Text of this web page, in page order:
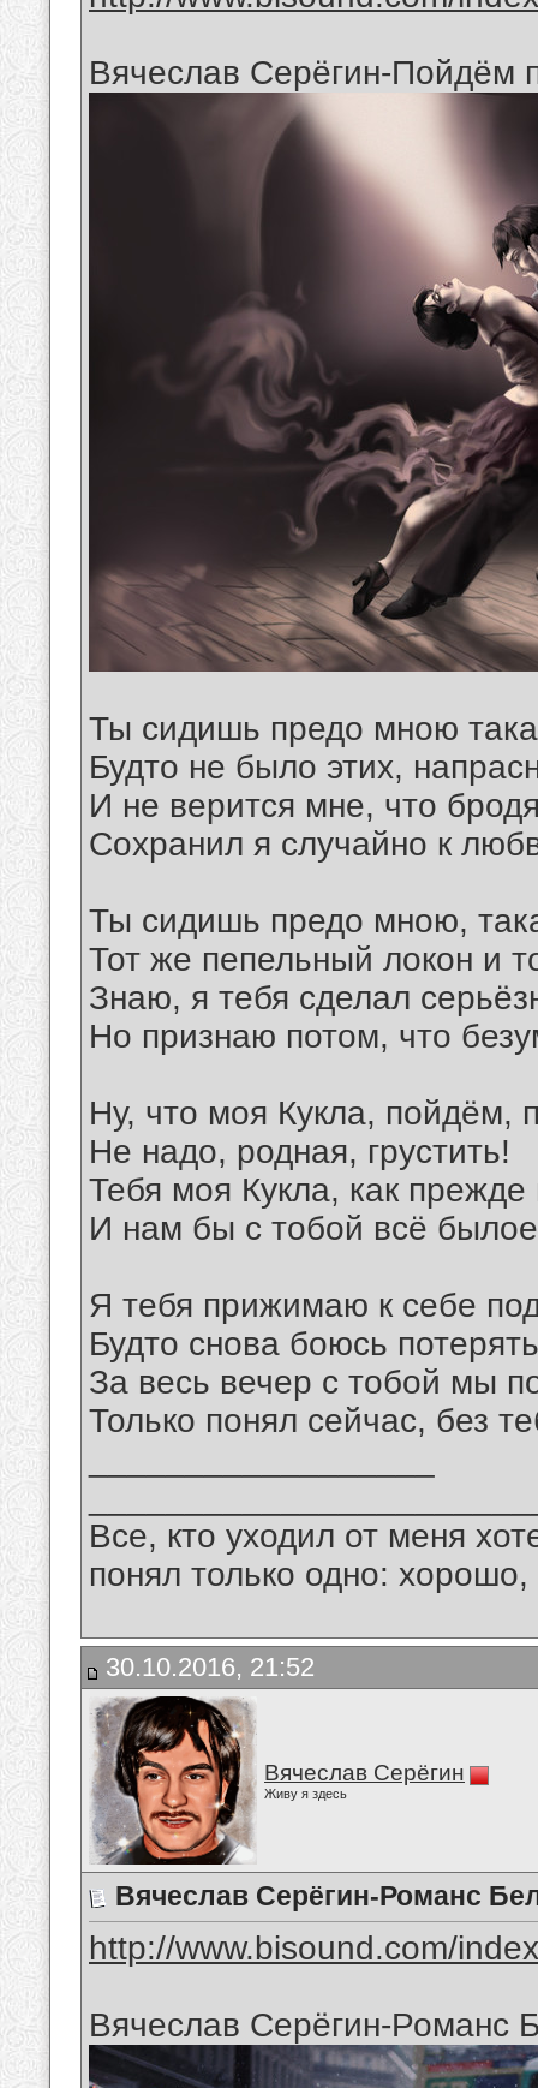
Вячеслав Серёгин-Пойдём
Ты сидишь предо мною
Будто не было этих,
И не верится мне, что
Сохранил я случайно к
Ты сидишь предо мною,
Тот же пепельный локон и
Знаю, я тебя сделал
Но признаю потом, что
Ну, что моя Кукла, пойдём,
Не надо, родная, грустить!
Тебя моя Кукла, как
И нам бы с тобой всё
Я тебя прижимаю к себе
Будто снова боюсь
За весь вечер с тобой мы
Только понял сейчас, без
Все, кто уходил от меня
понял только одно:
30.10.2016, 21:52
Вячеслав Серёгин
Живу я здесь
Вячеслав Серёгин-Романс
http://www.bisound.com/
Вячеслав Серёгин-Романс